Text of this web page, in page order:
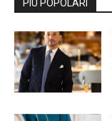
PIÙ POPOLARI